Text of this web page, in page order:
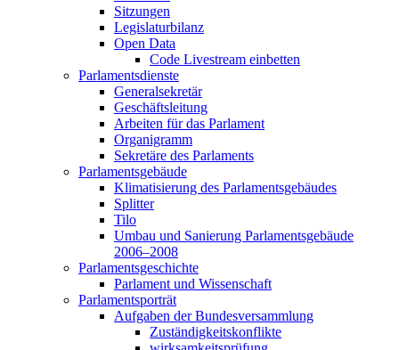
Sitzungen
Legislaturbilanz
Open Data
Code Livestream einbetten
Parlamentsdienste
Generalsekretär
Geschäftsleitung
Arbeiten für das Parlament
Organigramm
Sekretäre des Parlaments
Parlamentsgebäude
Klimatisierung des Parlamentsgebäudes
Splitter
Tilo
Umbau und Sanierung Parlamentsgebäude
2006–2008
Parlamentsgeschichte
Parlament und Wissenschaft
Parlamentsporträt
Aufgaben der Bundesversammlung
Zuständigkeitskonflikte